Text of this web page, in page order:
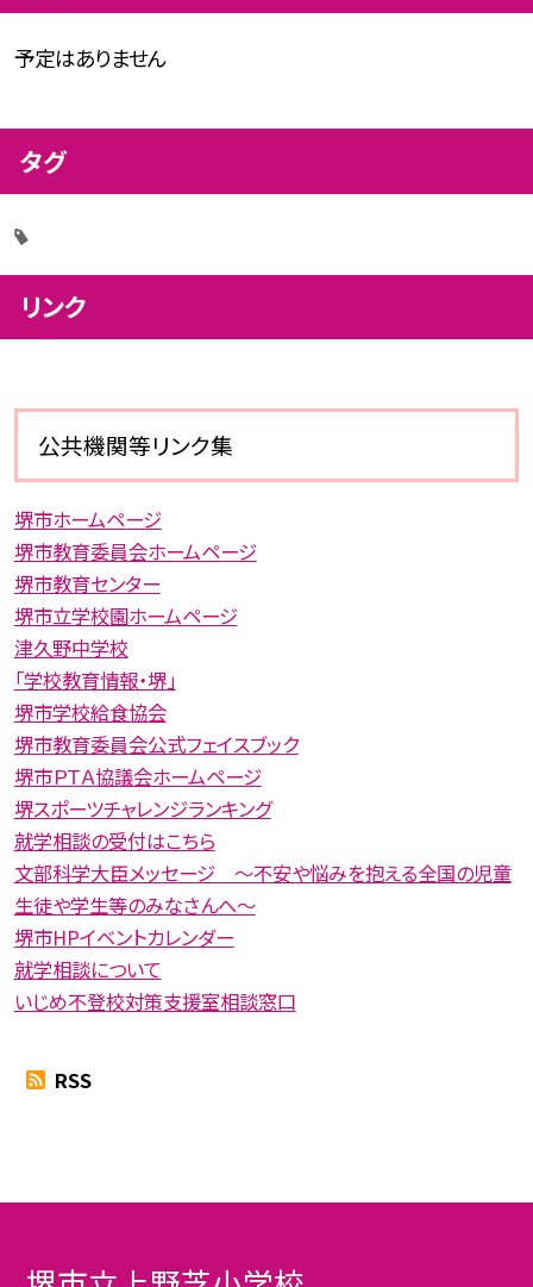
予定はありません
タグ
リンク
公共機関等リンク集
堺市ホームページ
堺市教育委員会ホームページ
堺市教育センター
堺市立学校園ホームページ
津久野中学校
「学校教育情報・堺」
堺市学校給食協会
堺市教育委員会公式フェイスブック
堺市ＰＴＡ協議会ホームページ
堺スポーツチャレンジランキング
就学相談の受付はこちら
文部科学大臣メッセージ 〜不安や悩みを抱える全国の児童
生徒や学生等のみなさんへ〜
堺市HPイベントカレンダー
就学相談について
いじめ不登校対策支援室相談窓口
RSS